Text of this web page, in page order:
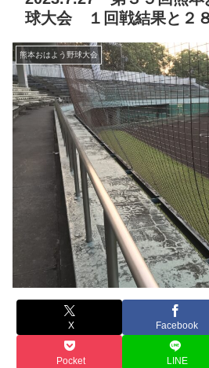
球大会 １回戦結果と２
熊本おはよう野球大会
X Facebook
Pocket LINE